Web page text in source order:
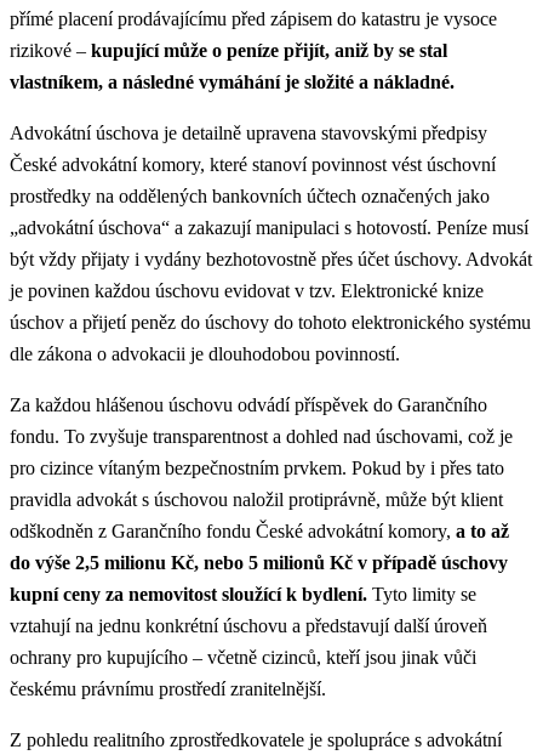
přímé placení prodávajícímu před zápisem do katastru je vysoce
rizikové – kupující může o peníze přijít, aniž by se stal
vlastníkem, a následné vymáhání je složité a nákladné.
Advokátní úschova je detailně upravena stavovskými předpisy
České advokátní komory, které stanoví povinnost vést úschovní
prostředky na oddělených bankovních účtech označených jako
„advokátní úschova“ a zakazují manipulaci s hotovostí. Peníze musí
být vždy přijaty i vydány bezhotovostně přes účet úschovy. Advokát
je povinen každou úschovu evidovat v tzv. Elektronické knize
úschov a přijetí peněz do úschovy do tohoto elektronického systému
dle zákona o advokacii je dlouhodobou povinností.
Za každou hlášenou úschovu odvádí příspěvek do Garančního
fondu. To zvyšuje transparentnost a dohled nad úschovami, což je
pro cizince vítaným bezpečnostním prvkem. Pokud by i přes tato
pravidla advokát s úschovou naložil protiprávně, může být klient
odškodněn z Garančního fondu České advokátní komory, a to až
do výše 2,5 milionu Kč, nebo 5 milionů Kč v případě úschovy
kupní ceny za nemovitost sloužící k bydlení. Tyto limity se
vztahují na jednu konkrétní úschovu a představují další úroveň
ochrany pro kupujícího – včetně cizinců, kteří jsou jinak vůči
českému právnímu prostředí zranitelnější.
Z pohledu realitního zprostředkovatele je spolupráce s advokátní